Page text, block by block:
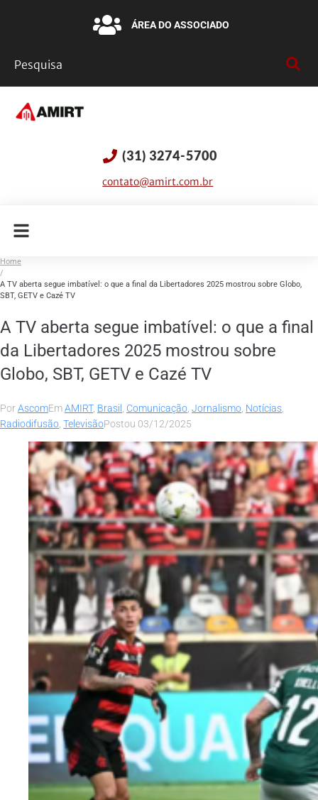
ÁREA DO ASSOCIADO
(31) 3274-5700
contato@amirt.com.br
Home
/
A TV aberta segue imbatível: o que a final da Libertadores 2025 mostrou sobre Globo,
SBT, GETV e Cazé TV
A TV aberta segue imbatível: o que a final
da Libertadores 2025 mostrou sobre
Globo, SBT, GETV e Cazé TV
PorAscomEmAMIRT, Brasil Comunicação Jornalismo Notícias
Radiodifusão TelevisãoPostou 03/12/2025